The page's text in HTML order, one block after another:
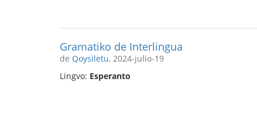
Gramatiko de Interlingua
de Qoysiletu, 2024-julio-19
Lingvo: Esperanto